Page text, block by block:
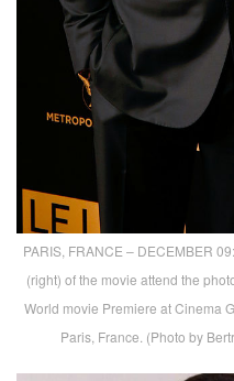
PARIS, FRANCE – DECEMBER
(right) of the movie attend the
World movie Premiere at Cinema
Paris, France. (Photo by